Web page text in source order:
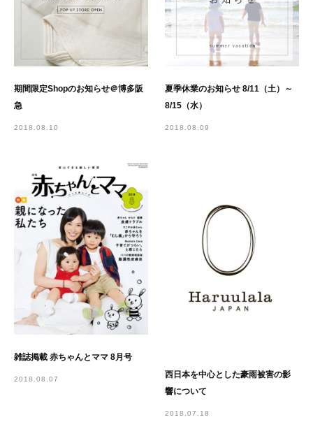
期間限定Shopのお知らせ＠博多阪
急
2018.08.10
夏季休業のお知らせ 8/11（土）～
8/15（水）
2018.08.09
雑誌掲載 赤ちゃんとママ 8月号
2018.08.07
西日本を中心とした豪雨被害の影
響について
2018.07.18